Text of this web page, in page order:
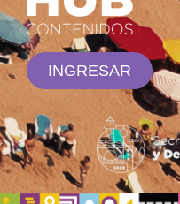
INGRESAR